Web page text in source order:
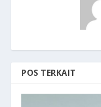
POS TERKAIT